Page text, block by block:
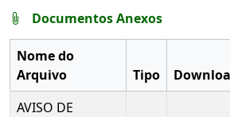
Documentos Anexos
Nome do
Arquivo
Tipo
AVISO DE